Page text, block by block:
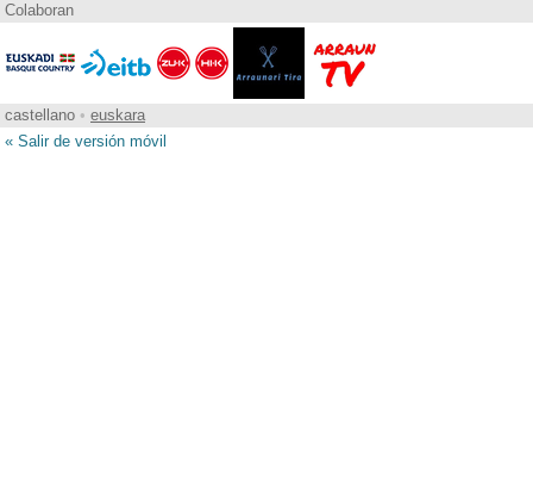
Colaboran
castellano • euskara
« Salir de versión móvil